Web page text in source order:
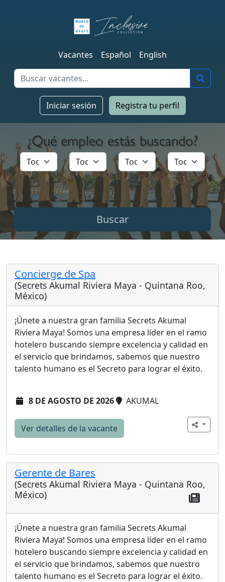
Vacantes Español English
Iniciar sesión Registra tu perfil
¿Qué empleo estás buscando?
Concierge de Spa
(Secrets Akumal Riviera Maya - Quintana Roo,
México)
¡Únete a nuestra gran familia Secrets Akumal
Riviera Maya! Somos una empresa líder en el ramo
hotelero buscando siempre excelencia y calidad en
el servicio que brindamos, sabemos que nuestro
talento humano es el Secreto para lograr el éxito.
8 DE AGOSTO DE 2026 AKUMAL
Ver detalles de la vacante
Gerente de Bares
(Secrets Akumal Riviera Maya - Quintana Roo,
México)
¡Únete a nuestra gran familia Secrets Akumal
Riviera Maya! Somos una empresa líder en el ramo
hotelero buscando siempre excelencia y calidad en
el servicio que brindamos, sabemos que nuestro
talento humano es el Secreto para lograr el éxito.